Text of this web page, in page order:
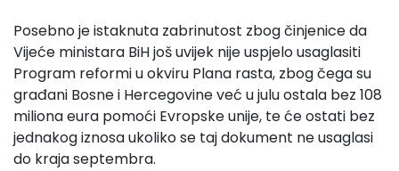
Posebno je istaknuta zabrinutost zbog činjenice da
Vijeće ministara BiH još uvijek nije uspjelo usaglasiti
Program reformi u okviru Plana rasta, zbog čega su
građani Bosne i Hercegovine već u julu ostala bez 108
miliona eura pomoći Evropske unije, te će ostati bez
jednakog iznosa ukoliko se taj dokument ne usaglasi
do kraja septembra.